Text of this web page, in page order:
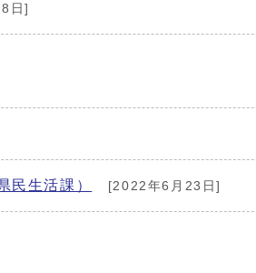
日]
民生活課） [2022年6月23日]